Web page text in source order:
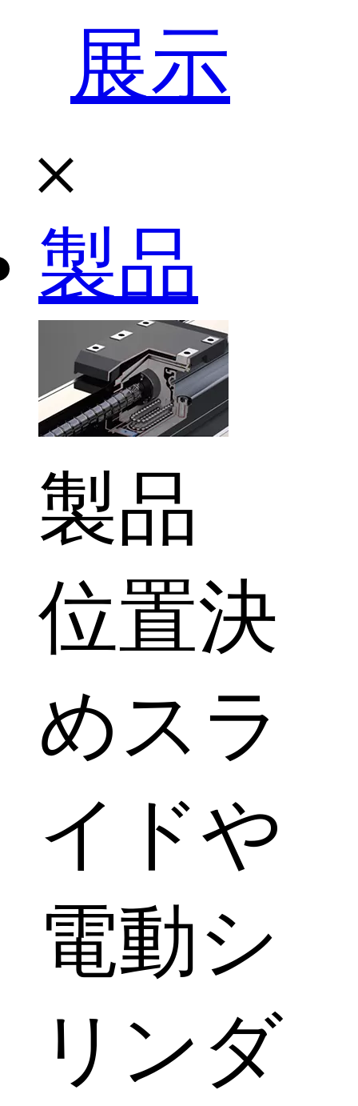
展示
製品
製品
位置決
めスラ
イドや
電動シ
リンダ